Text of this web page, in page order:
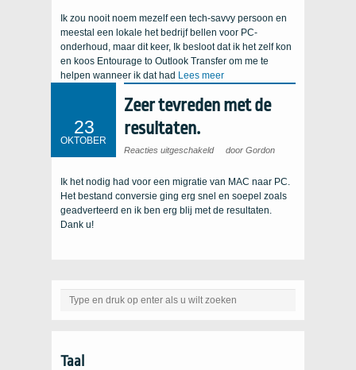
Ik zou nooit noem mezelf een tech-savvy persoon en
meestal een lokale het bedrijf bellen voor PC-
onderhoud, maar dit keer, Ik besloot dat ik het zelf kon
en koos Entourage to Outlook Transfer om me te
helpen wanneer ik dat had Lees meer
23
OKTOBER
Zeer tevreden met de
resultaten.
Reacties uitgeschakeldop
de
door Gordon
Ik het nodig had voor een migratie van MAC naar PC.
Het bestand conversie ging erg snel en soepel zoals
geadverteerd en ik ben erg blij met de resultaten.
Dank u!
Taal